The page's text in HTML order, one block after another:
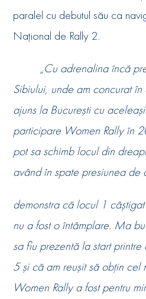
paralel cu debutul său ca
Național de Rally 2.
„Cu adrenalina încă
Sibiului, unde am concurat
ajuns la București cu
participare Women Rally în
pot sa schimb locul din
având în spate presiunea de
demonstra că locul 1
nu a fost o întâmplare. Ma
sa fiu prezentă la start
5 și că am reușit să obțin cel
Women Rally a fost pentru